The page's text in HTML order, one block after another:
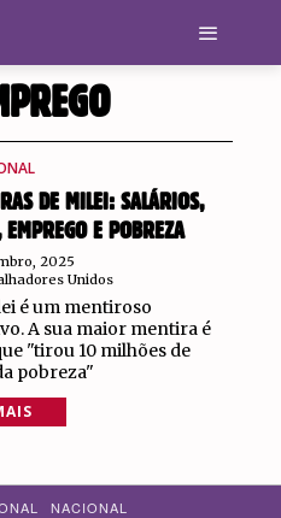
DE MILEI: SALÁRIOS,
EMPREGO E POBREZA
2025
Unidos
é um mentiroso
A sua maior mentira é
"tirou 10 milhões de
pobreza"
NACIONAL